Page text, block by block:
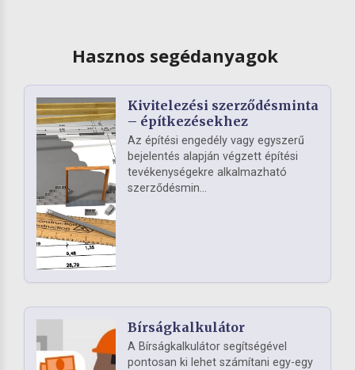
Hasznos segédanyagok
Kivitelezési szerződésminta
– építkezésekhez
Az építési engedély vagy egyszerű
bejelentés alapján végzett építési
tevékenységekre alkalmazható
szerződésmin...
Bírságkalkulátor
A Bírságkalkulátor segítségével
pontosan ki lehet számítani egy-egy